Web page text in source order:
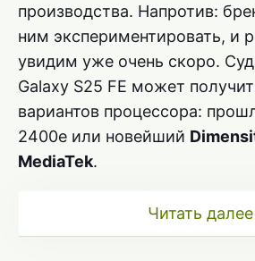
производства. Напротив:
ним экспериментировать, и
увидим уже очень скоро.
Galaxy S25 FE может
вариантов процессора:
2400e или новейший
MediaTek.
Читать далее